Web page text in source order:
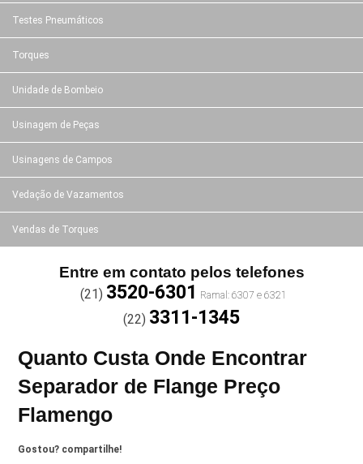
Testes Pneumáticos
Torques
Unidade de Bombeio
Usinagem de Peças
Usinagens de Campos
Vedação de Vazamentos
Vendas de Torques
Entre em contato pelos telefones
(21) 3520-6301
(22) 3311-1345
Quanto Custa Onde Encontrar
Separador de Flange Preço
Flamengo
Gostou? compartilhe!